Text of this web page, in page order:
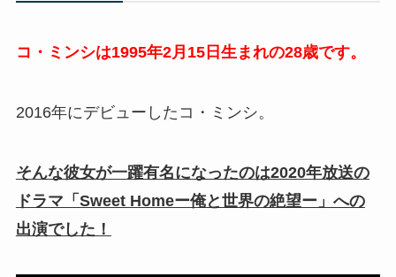
コ・ミンシは1995年2月15日生まれの28歳です。
2016年にデビューしたコ・ミンシ。
そんな彼女が一躍有名になったのは2020年放送の
ドラマ「Sweet Homeー俺と世界の絶望ー」への
出演でした！